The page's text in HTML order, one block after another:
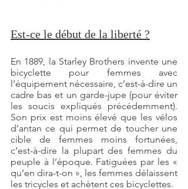
Est-ce le début de la liberté ?
En 1889, la Starley Brothers invente une
bicyclette pour femmes avec
l’équipement nécessaire, c’est-à-dire un
cadre bas et un garde-jupe (pour éviter
les soucis expliqués précédemment).
Son prix est moins élevé que les vélos
d’antan ce qui permet de toucher une
cible de femmes moins fortunées,
c’est-à-dire la plupart des femmes du
peuple à l’époque. Fatiguées par les «
qu’en dira-t-on », les femmes délaissent
les tricycles et achètent ces bicyclettes.